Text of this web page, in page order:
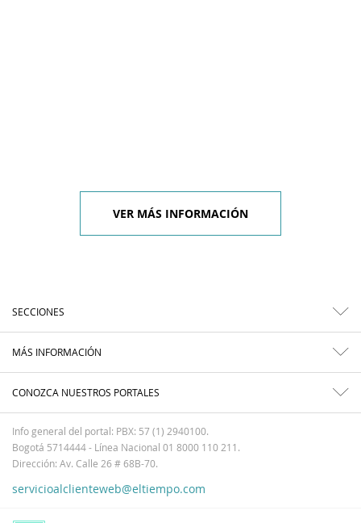
VER MÁS INFORMACIÓN
SECCIONES
MÁS INFORMACIÓN
CONOZCA NUESTROS PORTALES
Info general del portal: PBX: 57 (1) 2940100.
Bogotá 5714444 - Línea Nacional 01 8000 110 211.
Dirección: Av. Calle 26 # 68B-70.
servicioalclienteweb@eltiempo.com